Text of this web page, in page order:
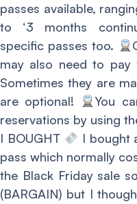
passes available,
to ‘3 months
specific passes too.
may also need to
Sometimes they are
are optional!
You
reservations by using
I BOUGHT
I bought
pass which normally
the Black Friday sale
(BARGAIN) but I